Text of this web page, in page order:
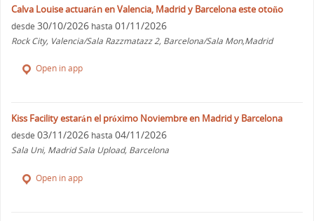
Calva Louise actuarán en Valencia, Madrid y Barcelona este otoño
desde 30/10/2026 hasta 01/11/2026
Rock City, Valencia/Sala Razzmatazz 2, Barcelona/Sala Mon,Madrid
Open in app
Kiss Facility estarán el próximo Noviembre en Madrid y Barcelona
desde 03/11/2026 hasta 04/11/2026
Sala Uni, Madrid Sala Upload, Barcelona
Open in app